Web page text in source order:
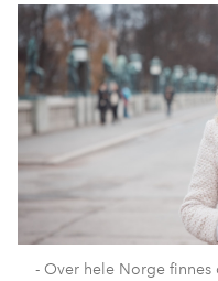
- Over hele Norge